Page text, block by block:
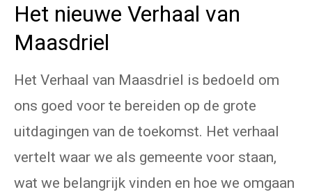
Het nieuwe Verhaal van
Maasdriel
Het Verhaal van Maasdriel is bedoeld om
ons goed voor te bereiden op de grote
uitdagingen van de toekomst. Het verhaal
vertelt waar we als gemeente voor staan,
wat we belangrijk vinden en hoe we omgaan